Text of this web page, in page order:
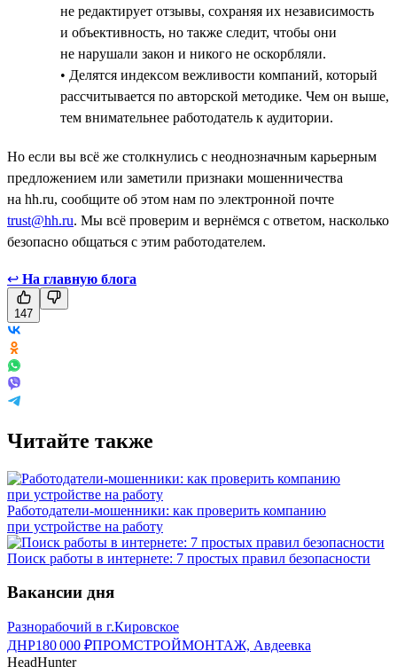
не редактирует отзывы, сохраняя их независимость
и объективность, но также следит, чтобы они
не нарушали закон и никого не оскорбляли.
• Делятся индексом вежливости компаний, который
рассчитывается по авторской методике. Чем он выше,
тем внимательнее работодатель к аудитории.
Но если вы всё же столкнулись с неоднозначным карьерным
предложением или заметили признаки мошенничества
на hh.ru, сообщите об этом нам по электронной почте
trust@hh.ru. Мы всё проверим и вернёмся с ответом, насколько
безопасно общаться с этим работодателем.
↩ На главную блога
147
Читайте также
Работодатели-мошенники: как проверить компанию
при устройстве на работу
Поиск работы в интернете: 7 простых правил безопасности
Вакансии дня
Разнорабочий в г.Кировское
ДНР180 000 ₽ПРОМСТРОЙМОНТАЖ, Авдеевка
HeadHunter